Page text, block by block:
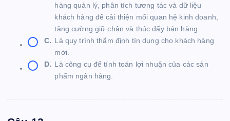
hàng quản lý, phân tích tương tác và dữ liệu
khách hàng để cải thiện mối quan hệ kinh doanh,
tăng cường giữ chân và thúc đẩy bán hàng.
C. Là quy trình thẩm định tín dụng cho khách hàng
mới.
D. Là công cụ để tính toán lợi nhuận của các sản
phẩm ngân hàng.